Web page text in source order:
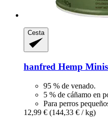
Cesta
hanfred Hemp
95 % de venado.
5 % de cáñamo en
Para perros
12,99 € (144,33 € / kg)